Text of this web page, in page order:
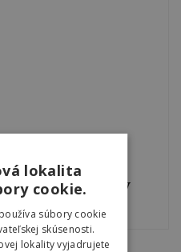
počas
obrovskej kopy
lokalita
cookie.
súbory cookie
skúsenosti.
lokality vyjadrujete